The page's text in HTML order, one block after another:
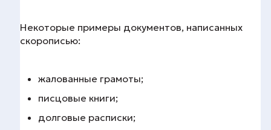
Некоторые примеры документов, написанных
скорописью:
жалованные грамоты;
писцовые книги;
долговые расписки;